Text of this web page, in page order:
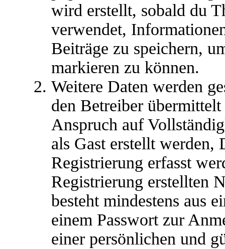
wird erstellt, sobald du
verwendet,
Beiträge zu speichern,
markieren zu können.
Weitere Daten werden
den Betreiber
Anspruch auf
als Gast erstellt werden,
Registrierung erfasst
Registrierung erstellten
besteht mindestens aus
einem Passwort zur
einer persönlichen und